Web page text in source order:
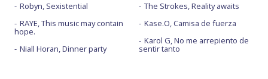
Robyn, Sexistential
RAYE, This music may contain
hope.
Niall Horan, Dinner party
The Strokes, Reality awaits
Kase.O, Camisa de fuerza
Karol G, No me arrepiento de
sentir tanto